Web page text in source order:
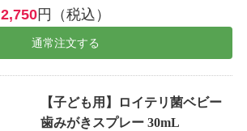
2,750円（税込）
通常注文する
【子ども用】ロイテリ菌ベビー
歯みがきスプレー 30mL